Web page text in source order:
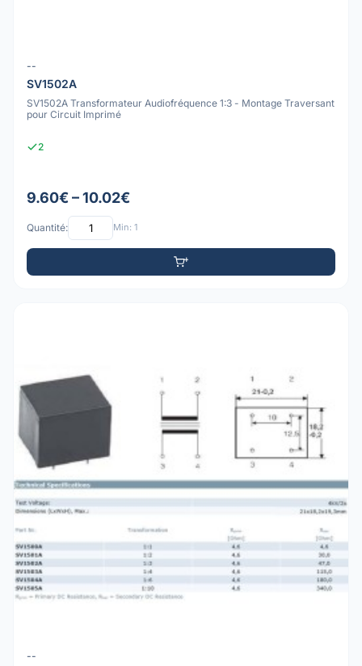
--
SV1502A
SV1502A Transformateur Audiofréquence 1:3 - Montage Traversant
pour Circuit Imprimé
2
9.60€ – 10.02€
Quantité: Min: 1
--